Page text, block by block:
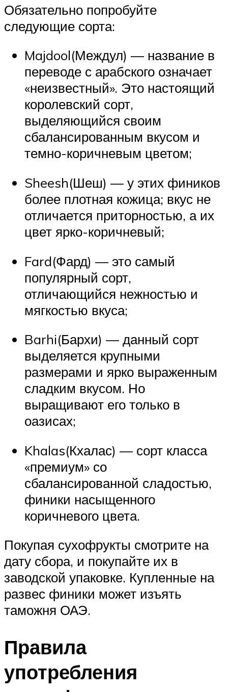
Обязательно попробуйте
следующие сорта:
Majdool(Междул) — название в
переводе с арабского означает
«неизвестный». Это настоящий
королевский сорт,
выделяющийся своим
сбалансированным вкусом и
темно-коричневым цветом;
Sheesh(Шеш) — у этих фиников
более плотная кожица; вкус не
отличается приторностью, а их
цвет ярко-коричневый;
Fard(Фард) — это самый
популярный сорт,
отличающийся нежностью и
мягкостью вкуса;
Barhi(Бархи) — данный сорт
выделяется крупными
размерами и ярко выраженным
сладким вкусом. Но
выращивают его только в
оазисах;
Khalas(Кхалас) — сорт класса
«премиум» со
сбалансированной сладостью,
финики насыщенного
коричневого цвета.
Покупая сухофрукты смотрите на
дату сбора, и покупайте их в
заводской упаковке. Купленные на
развес финики может изъять
таможня ОАЭ.
Правила
употребления